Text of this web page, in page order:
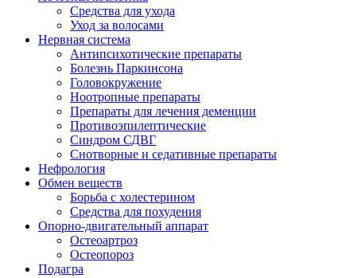
Средства для ухода
Уход за волосами
Нервная система
Антипсихотические препараты
Болезнь Паркинсона
Головокружение
Ноотропные препараты
Препараты для лечения деменции
Противоэпилептические
Синдром СДВГ
Снотворные и седативные препараты
Нефрология
Обмен веществ
Борьба с холестерином
Средства для похудения
Опорно-двигательный аппарат
Остеоартроз
Остеопороз
Подагра